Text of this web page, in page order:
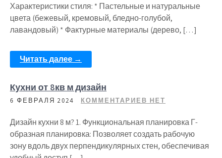
Характеристики стиля: * Пастельные и натуральные
цвета (бежевый, кремовый, бледно-голубой,
лавандовый) * Фактурные материалы (дерево, […]
Читать далее →
Кухни от 8кв м дизайн
6 ФЕВРАЛЯ 2024 КОММЕНТАРИЕВ НЕТ
Дизайн кухни 8 м? 1. Функциональная планировка Г-
образная планировка: Позволяет создать рабочую
зону вдоль двух перпендикулярных стен, обеспечивая